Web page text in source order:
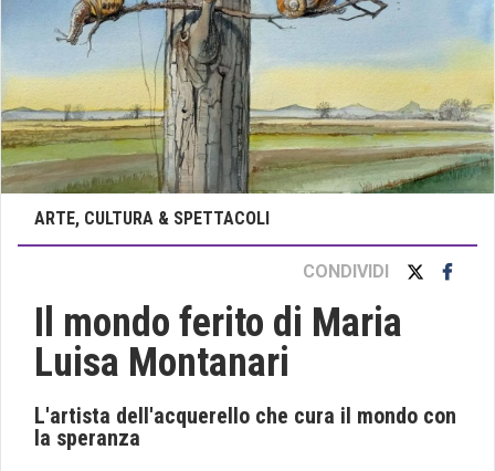
ARTE, CULTURA & SPETTACOLI
CONDIVIDI
Il mondo ferito di Maria
Luisa Montanari
L'artista dell'acquerello che cura il mondo con
la speranza